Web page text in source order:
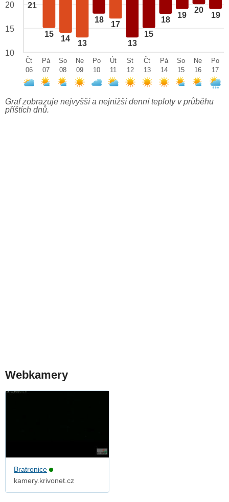
21
15
14
13
18
17
13
15
18
19
20
19
20
15
10
Čt
06
Pá
07
So
08
Ne
09
Po
10
Út
11
St
12
Čt
13
Pá
14
So
15
Ne
16
Po
17
Graf zobrazuje nejvyšší a nejnižší denní teploty v průběhu
příštích dnů.
Webkamery
Bratronice
kamery.krivonet.cz